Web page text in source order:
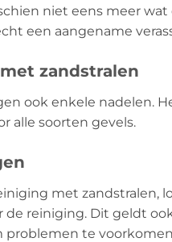
niet eens meer
een aangename
zandstralen
ook enkele nadelen.
alle soorten gevels.
met zandstralen,
reiniging. Dit geldt
te